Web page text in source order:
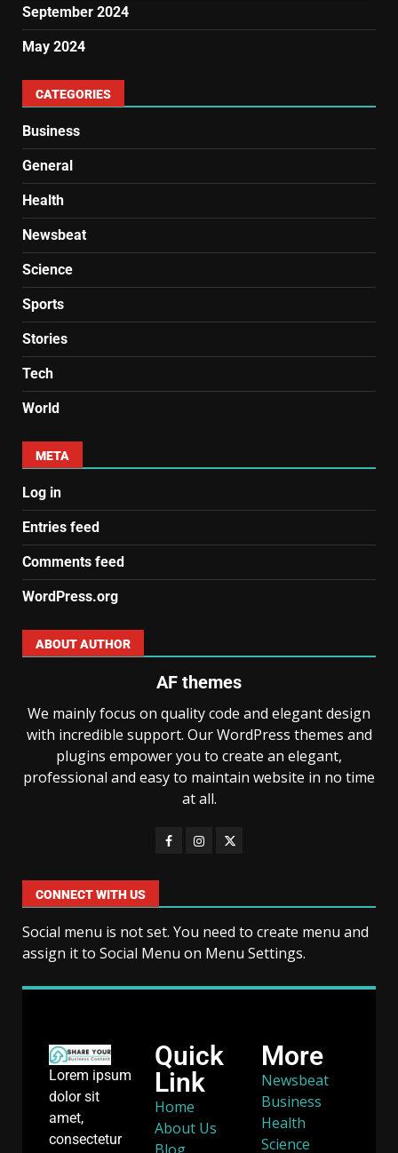
September 2024
May 2024
CATEGORIES
Business
General
Health
Newsbeat
Science
Sports
Stories
Tech
World
META
Log in
Entries feed
Comments feed
WordPress.org
ABOUT AUTHOR
AF themes
We mainly focus on quality code and elegant design
with incredible support. Our WordPress themes and
plugins empower you to create an elegant,
professional and easy to maintain website in no time
at all.
CONNECT WITH US
Social menu is not set. You need to create menu and
assign it to Social Menu on Menu Settings.
Lorem ipsum
dolor sit
amet,
consectetur
Quick
Link
Home
About Us
More
Newsbeat
Business
Health
Science